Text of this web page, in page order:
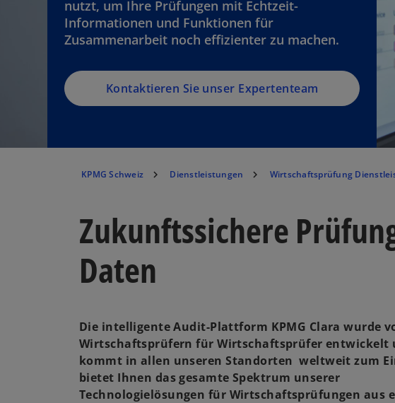
nutzt, um Ihre Prüfungen mit Echtzeit-
Informationen und Funktionen für
Zusammenarbeit noch effizienter zu machen.
Kontaktieren Sie unser Expertenteam
KPMG Schweiz Dienstleistungen Wirtschaftsprüfung
Zukunftssichere
Daten
Die intelligente Audit-Plattform KPMG Clara wurde
Wirtschaftsprüfern für Wirtschaftsprüfer entwickelt
kommt in allen unseren Standorten weltweit zum
bietet Ihnen das gesamte Spektrum unserer
Technologielösungen für Wirtschaftsprüfungen aus